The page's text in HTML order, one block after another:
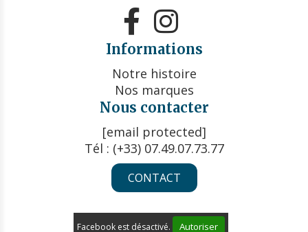
 
Informations
Notre histoire
Nos marques
Nous contacter
[email protected]
Tél : (+33) 07.49.07.73.77
CONTACT
Facebook est désactivé. Autoriser